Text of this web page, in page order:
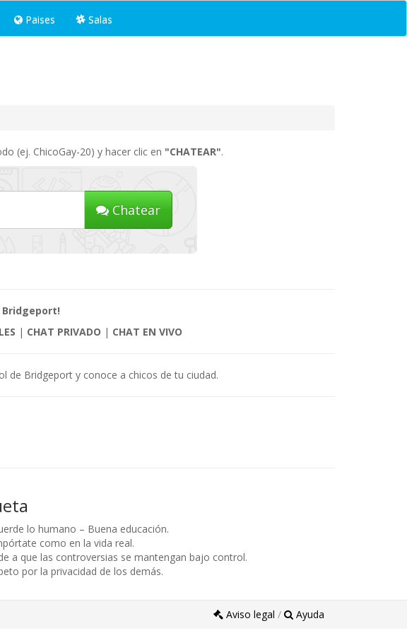
Paises Salas
(ej. ChicoGay-20) y hacer clic en "CHATEAR".
Chatear
Bridgeport!
| CHAT PRIVADO | CHAT EN VIVO
de Bridgeport y conoce a chicos de tu ciudad.
lo humano – Buena educación.
como en la vida real.
a que las controversias se mantengan bajo control.
por la privacidad de los demás.
Aviso legal / Ayuda